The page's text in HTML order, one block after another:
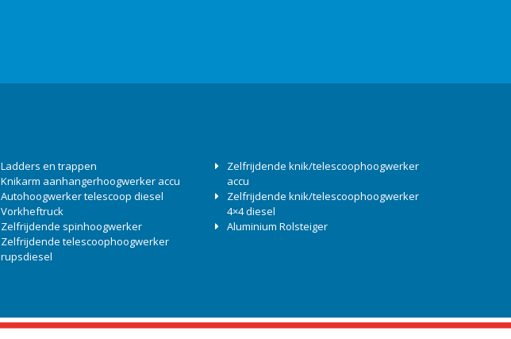
Ladders en trappen
Knikarm aanhangerhoogwerker accu
Autohoogwerker telescoop diesel
Vorkheftruck
Zelfrijdende spinhoogwerker
Zelfrijdende telescoophoogwerker
rupsdiesel
Zelfrijdende knik/telescoophoogwerker
accu
Zelfrijdende knik/telescoophoogwerker
4×4 diesel
Aluminium Rolsteiger